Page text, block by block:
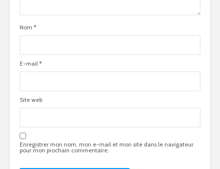
Nom *
E-mail *
Site web
Enregistrer mon nom, mon e-mail et mon site dans le navigateur
pour mon prochain commentaire.